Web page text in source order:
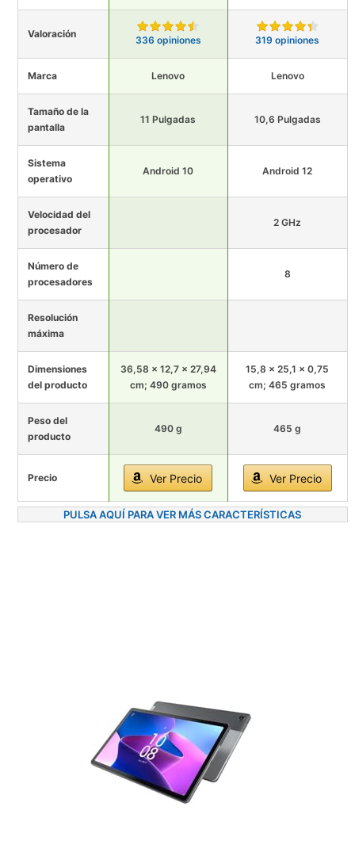
Valoración
336 opiniones 319 opiniones
Marca Lenovo Lenovo
Tamaño de la
pantalla
11 Pulgadas 10,6 Pulgadas
Sistema
operativo
Android 10 Android 12
Velocidad del
procesador
2 GHz
Número de
procesadores
8
Resolución
máxima
Dimensiones
del producto
36,58 x 12,7 x 27,94
cm; 490 gramos
15,8 x 25,1 x 0,75
cm; 465 gramos
Peso del
producto
490 g 465 g
Precio Ver Precio Ver Precio
PULSA AQUÍ PARA VER MÁS CARACTERÍSTICAS